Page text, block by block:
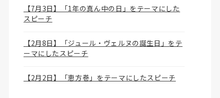
【7月3日】「1年の真ん中の日」をテーマにした
スピーチ
【2月8日】「ジュール・ヴェルヌの誕生日」をテ
ーマにしたスピーチ
【2月2日】「恵方巻」をテーマにしたスピーチ